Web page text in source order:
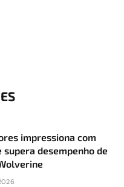
impressiona com
supera desempenho de